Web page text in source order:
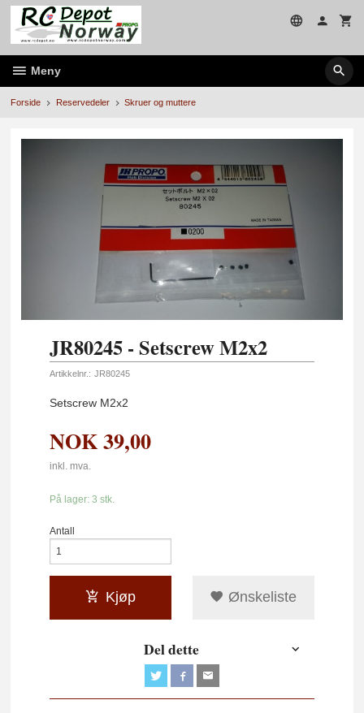
Gå
innholdet
Meny
Forside Reservedeler Skruer og muttere
JR80245 - Setscrew M2x2
Artikkelnr.: JR80245
Setscrew M2x2
NOK39,00
inkl. mva.
På lager: 3 stk.
Antall
Kjøp Ønskeliste
Del dette